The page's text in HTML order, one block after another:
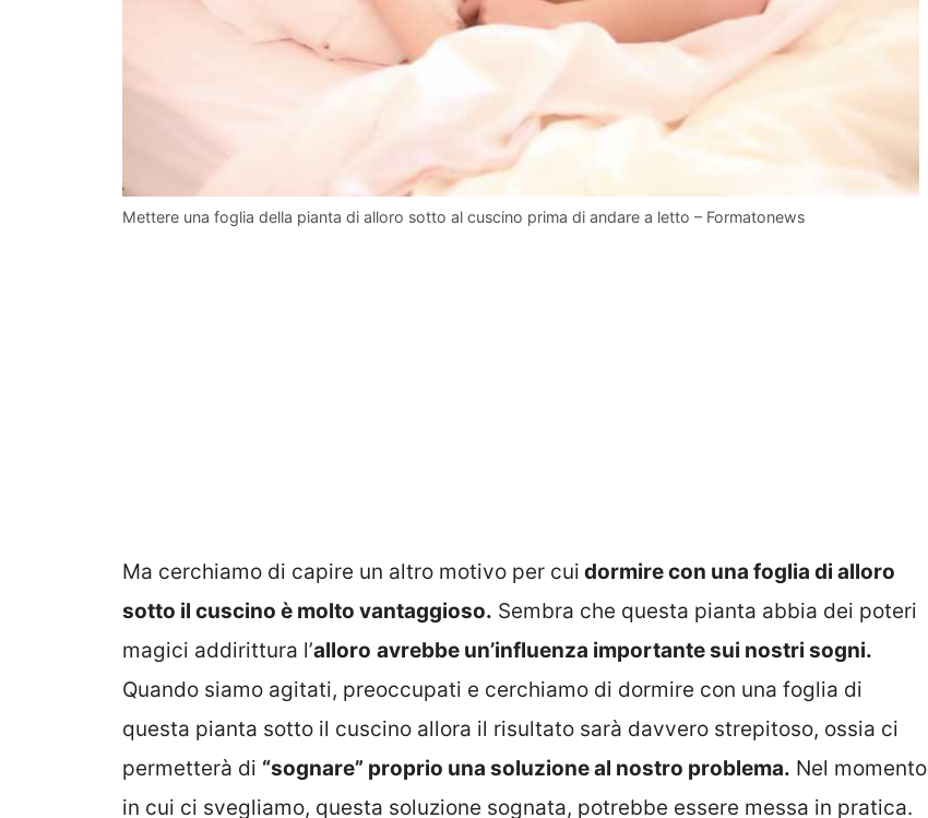
Mettere una foglia della pianta di alloro sotto al cuscino prima di andare a letto – Formatonews
Ma cerchiamo di capire un altro motivo per cui dormire con una foglia di alloro
sotto il cuscino è molto vantaggioso. Sembra che questa pianta abbia dei poteri
magici addirittura l’alloro avrebbe un’influenza importante sui nostri sogni.
Quando siamo agitati, preoccupati e cerchiamo di dormire con una foglia di
questa pianta sotto il cuscino allora il risultato sarà davvero strepitoso, ossia ci
permetterà di “sognare” proprio una soluzione al nostro problema. Nel momento
in cui ci svegliamo, questa soluzione sognata, potrebbe essere messa in pratica.